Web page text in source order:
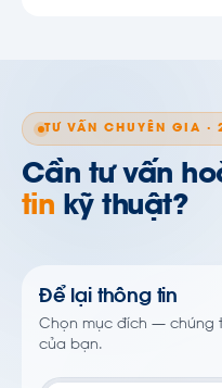
TƯ VẤN CHUYÊN GIA ·
Cần tư vấn
tin kỹ thuật?
Để lại thông tin
Chọn mục đích — chúng
của bạn.